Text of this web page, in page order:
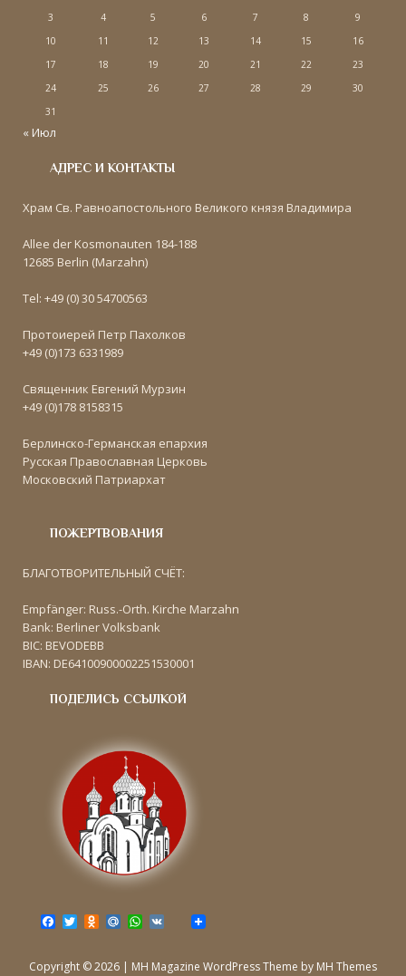
3
4 5 6 7 8
9
10
11 12 13 14 15
16
17
18 19 20 21 22
23
24
25 26 27 28 29
30
31
« Июл
АДРЕС И КОНТАКТЫ
Храм Св. Равноапостольного Великого князя Владимира
Allee der Kosmonauten 184-188
12685 Berlin (Marzahn)
Tel: +49 (0) 30 54700563
Протоиерей Петр Пахолков
+49 (0)173 6331989
Священник Евгений Мурзин
+49 (0)178 8158315
Берлинско-Германская епархия
Русская Православная Церковь
Московский Патриархат
ПОЖЕРТВОВАНИЯ
БЛАГОТВОРИТЕЛЬНЫЙ СЧЁТ:
Empfänger: Russ.-Orth. Kirche Marzahn
Bank: Berliner Volksbank
BIC: BEVODEBB
IBAN: DE64100900002251530001
ПОДЕЛИСЬ ССЫЛКОЙ
e
T
t
O
o
M W
t
Copyright © 2026 | MH Magazine WordPress Theme by MH Themes